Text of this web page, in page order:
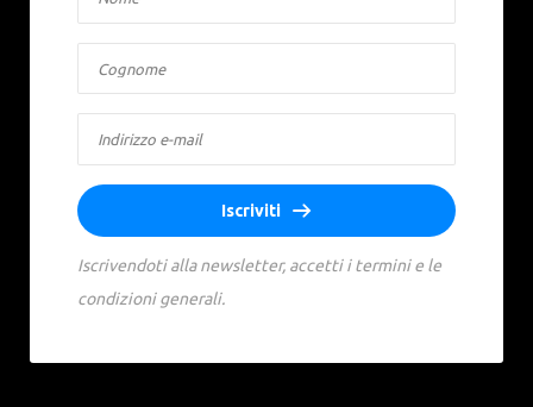
Iscriviti
Iscrivendoti alla newsletter, accetti i termini e le
condizioni generali.